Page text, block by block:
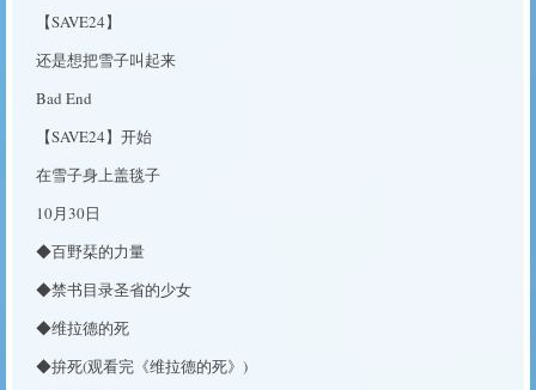
【SAVE24】
还是想把雪子叫起来
Bad End
【SAVE24】开始
在雪子身上盖毯子
10月30日
◆百野栞的力量
◆禁书目录圣省的少女
◆维拉德的死
◆拚死(观看完《维拉德的死》)